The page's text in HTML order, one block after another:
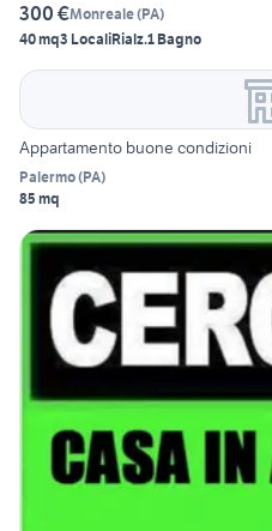
300 €Monreale(PA)
40 mq3 LocaliRialz.1 Bagno
Appartamento buone condizioni
Palermo(PA)
85 mq